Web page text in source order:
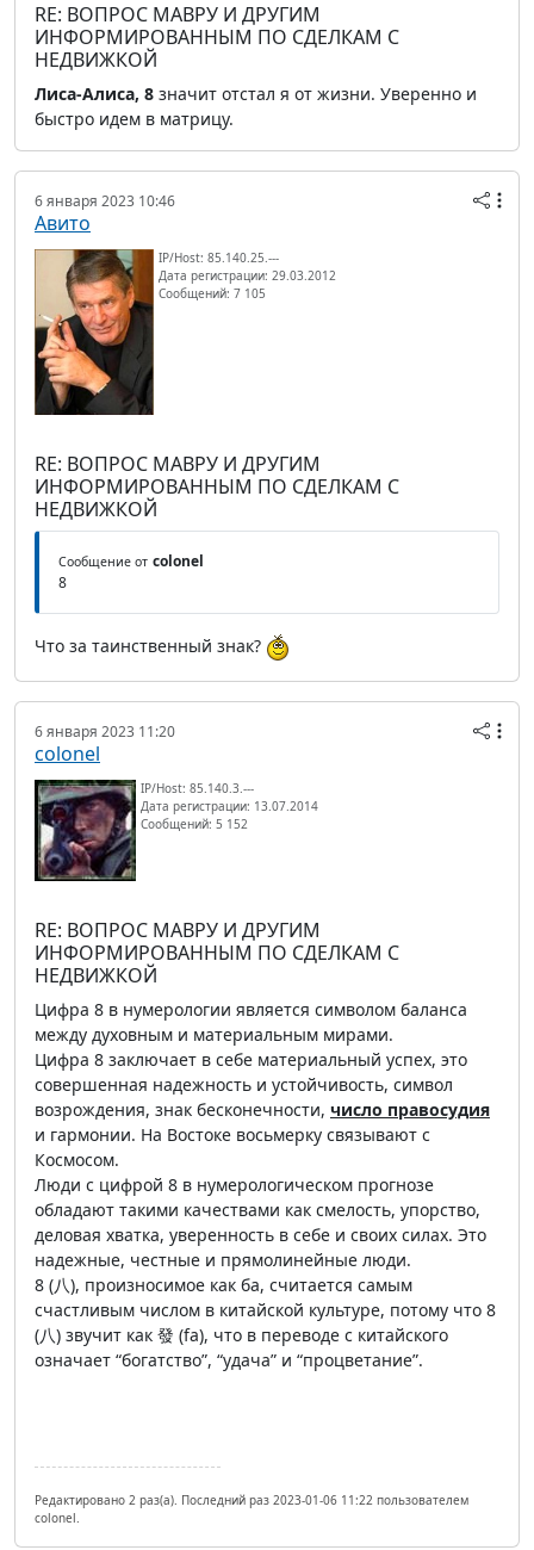
RE: ВОПРОС МАВРУ И ДРУГИМ
ИНФОРМИРОВАННЫМ ПО СДЕЛКАМ С
НЕДВИЖКОЙ
Лиса-Алиса, 8 значит отстал я от жизни. Уверенно и
быстро идем в матрицу.
6 января 2023 10:46
Авито
IP/Host: 85.140.25.---
Дата регистрации: 29.03.2012
Сообщений: 7 105
RE: ВОПРОС МАВРУ И ДРУГИМ
ИНФОРМИРОВАННЫМ ПО СДЕЛКАМ С
НЕДВИЖКОЙ
Сообщение от colonel
8
Что за таинственный знак?
6 января 2023 11:20
colonel
IP/Host: 85.140.3.---
Дата регистрации: 13.07.2014
Сообщений: 5 152
RE: ВОПРОС МАВРУ И ДРУГИМ
ИНФОРМИРОВАННЫМ ПО СДЕЛКАМ С
НЕДВИЖКОЙ
Цифра 8 в нумерологии является символом баланса
между духовным и материальным мирами.
Цифра 8 заключает в себе материальный успех, это
совершенная надежность и устойчивость, символ
возрождения, знак бесконечности, число правосудия
и гармонии. На Востоке восьмерку связывают с
Космосом.
Люди с цифрой 8 в нумерологическом прогнозе
обладают такими качествами как смелость, упорство,
деловая хватка, уверенность в себе и своих силах. Это
надежные, честные и прямолинейные люди.
8 (八), произносимое как ба, считается самым
счастливым числом в китайской культуре, потому что 8
(八) звучит как 發 (fa), что в переводе с китайского
означает “богатство”, “удача” и “процветание”.
Редактировано 2 раз(а). Последний раз 2023-01-06 11:22 пользователем
colonel.